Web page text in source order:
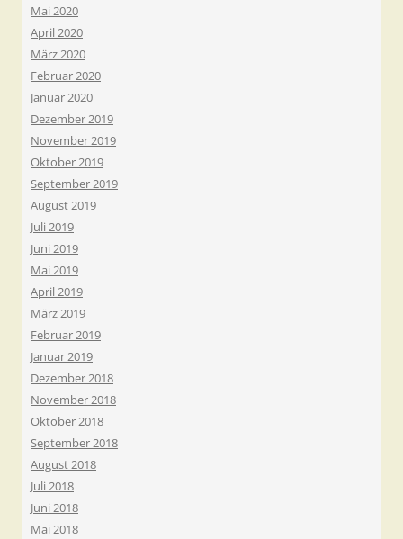
Mai 2020
April 2020
März 2020
Februar 2020
Januar 2020
Dezember 2019
November 2019
Oktober 2019
September 2019
August 2019
Juli 2019
Juni 2019
Mai 2019
April 2019
März 2019
Februar 2019
Januar 2019
Dezember 2018
November 2018
Oktober 2018
September 2018
August 2018
Juli 2018
Juni 2018
Mai 2018